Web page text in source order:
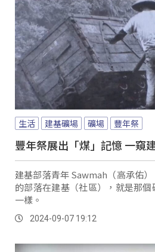
生活 建基礦場 礦場 豐年祭
豐年祭展出「煤」記憶 一窺
建基部落青年 Sawmah（高承佑
的部落在建基（社區），就是那
一樣。
2024-09-07 19:12